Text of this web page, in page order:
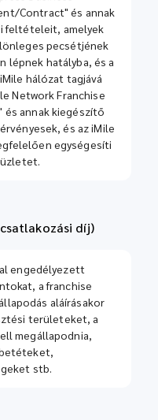
Contract" és annak
feltételeit, amelyek
pecsétjének
lépnek hatályba, és a
hálózat tagjává
Network Franchise
és annak kiegészítő
és az iMile
egységesíti
díj)
engedélyezett
a franchise
aláírásakor
területeket, a
megállapodnia,
stb.